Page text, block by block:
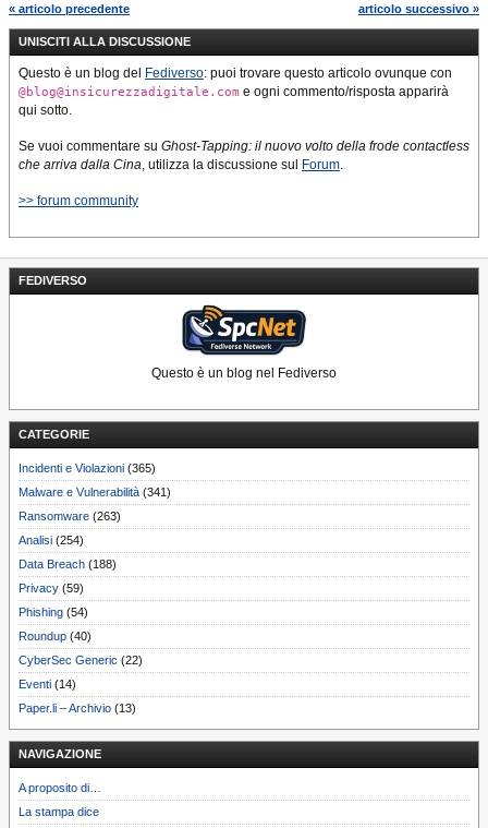
FEDIVERSO
Questo è un blog nel Fediverso
CATEGORIE
Incidenti e Violazioni (365)
Malware e Vulnerabilità (341)
Ransomware (263)
Analisi (254)
Data Breach (188)
Privacy (59)
Phishing (54)
Roundup (40)
CyberSec Generic (22)
Eventi (14)
Paper.li – Archivio (13)
NAVIGAZIONE
A proposito di…
La stampa dice
« articolo precedente articolo successivo »
UNISCITI ALLA DISCUSSIONE
Questo è un blog del Fediverso: puoi trovare questo articolo ovunque con
@blog@insicurezzadigitale.com e ogni commento/risposta apparirà
qui sotto.
Se vuoi commentare su Ghost-Tapping: il nuovo volto della frode contactless
che arriva dalla Cina, utilizza la discussione sul Forum.
>> forum community